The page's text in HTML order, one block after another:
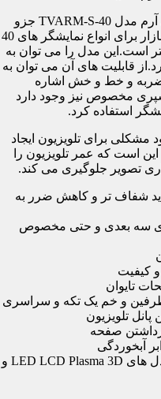
محافظ صفحه نمایش تلویزیون تی وی آرم مدل TVARM-S-40 جزو
بهترین مارک محافظ صفحه تلویزیون بازار برای انواع نمایشگر های 40
است.این مدل را می توان به
قابلیت های آن می توان به
ضربه و خط و خش اشاره
مخصوص نیز وجود دارد
استفاده کرد.
برای تلویزیون ایجاد
است که عمر تلویزیون را
تصویر جلوگیری می کند.
شفاف تر و کاهش ضرر به
سه بعدی و حتی مخصوص
تایوان
تلویزیون
صفحه
آبخوردگی
مناسب جهت استفاده تمامی مدل های LED LCD Plasma 3D و